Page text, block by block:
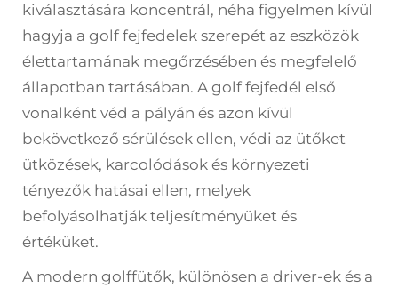
kiválasztására koncentrál, néha figyelmen kívül
hagyja a golf fejfedelek szerepét az eszközök
élettartamának megőrzésében és megfelelő
állapotban tartásában. A golf fejfedél első
vonalként véd a pályán és azon kívül
bekövetkező sérülések ellen, védi az ütőket
ütközések, karcolódások és környezeti
tényezők hatásai ellen, melyek
befolyásolhatják teljesítményüket és
értéküket.
A modern golffütők, különösen a driver-ek és a